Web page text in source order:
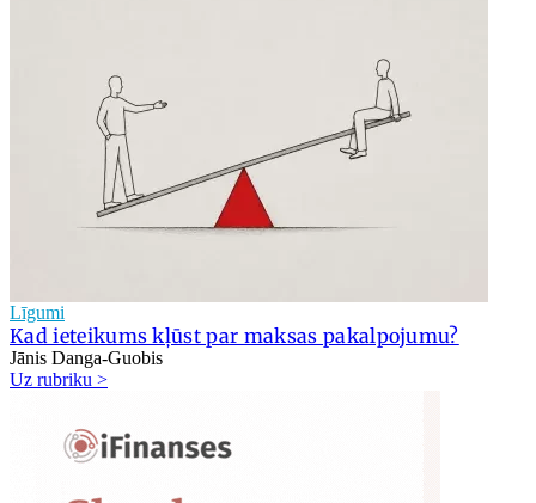
Līgumi
Kad ieteikums kļūst par maksas pakalpojumu?
Jānis Danga-Guobis
Uz rubriku >